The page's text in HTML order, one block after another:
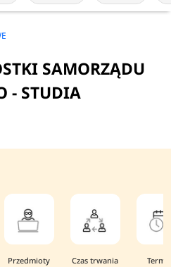
SAMORZĄDU
- STUDIA
Przedmioty
Czas trwania